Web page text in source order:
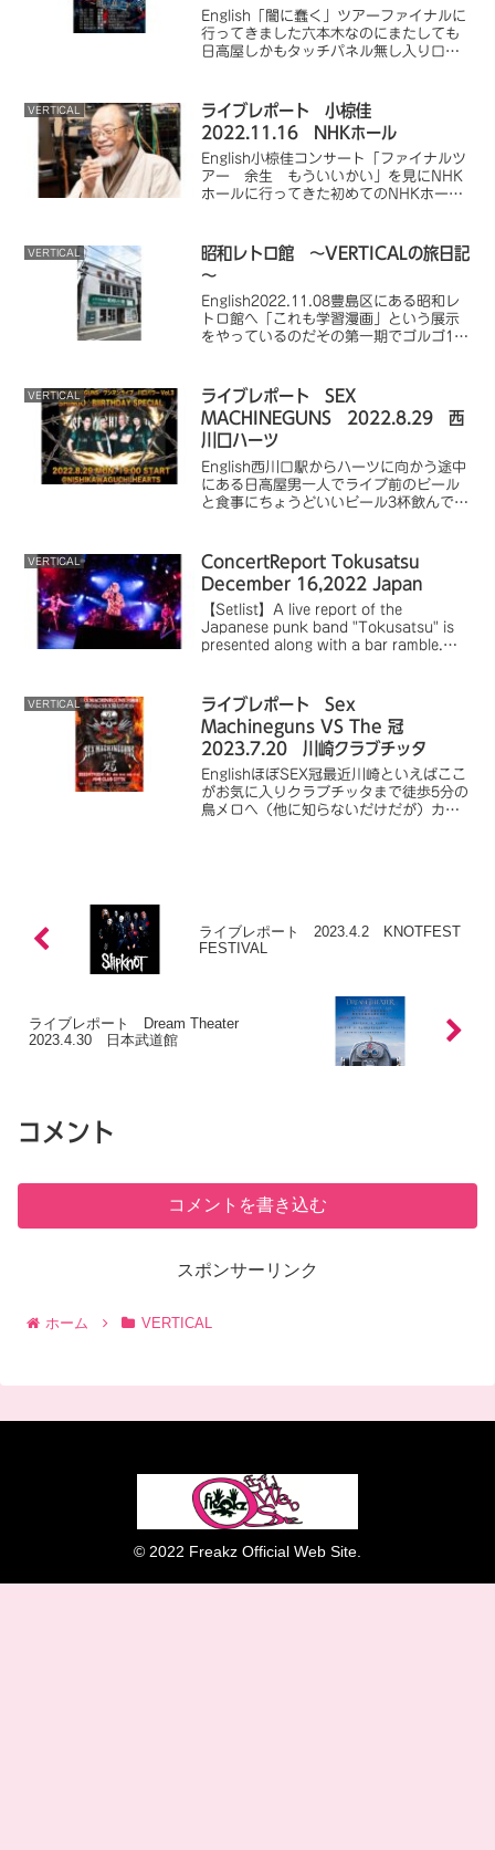
English「闇に蠢く」ツアーファイナルに
行ってきました六本木なのにまたしても
日高屋しかもタッチパネル無し入り口
で例のセリフが聞けるか心配だったけど
無事聞けた座席...
VERTICAL
ライブレポート 小椋佳
2022.11.16 NHKホール
English小椋佳コンサート「ファイナルツ
アー 余生 もういいかい」を見にNHK
ホールに行ってきた初めてのNHKホール
日は平日なので30分300円 と都内では
リーズナ...
VERTICAL
昭和レトロ館 ～VERTICALの旅日記
～
English2022.11.08豊島区にある昭和レ
トロ館へ「これも学習漫画」という展示
をやっているのだその第一期でゴルゴ13
を多数紹介そのすべての第一巻を展示学
研のひ...
VERTICAL
ライブレポート SEX
MACHINEGUNS 2022.8.29 西
川口ハーツ
English西川口駅からハーツに向かう途中
にある日高屋男一人でライブ前のビール
と食事にちょうどいいビール3杯飲んでし
直前 適度に距離があってヘドバンしや
すい1...
VERTICAL
ConcertReport Tokusatsu
December 16,2022 Japan
【Setlist】A live report of the
Japanese punk band "Tokusatsu" is
presented along with a bar ramble.
VERTICAL
ライブレポート Sex
Machineguns VS The 冠
2023.7.20 川崎クラブチッタ
EnglishほぼSEX冠最近川崎といえばここ
がお気に入りクラブチッタまで徒歩5分の
鳥メロへ（他に知らないだけだが）カウ
ライブレポート 2023.4.2 KNOTFEST
FESTIVAL
ライブレポート Dream Theater
2023.4.30 日本武道館
コメント
コメントを書き込む
スポンサーリンク
ホーム VERTICAL
© 2022 Freakz Official Web Site.